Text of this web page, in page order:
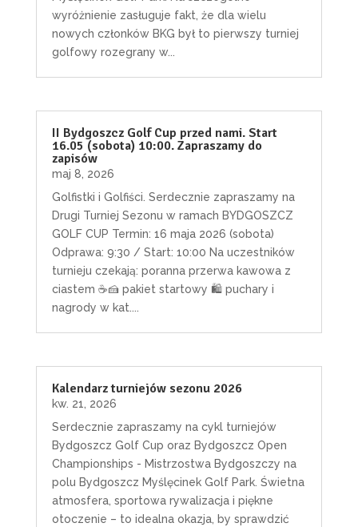
wyróżnienie zasługuje fakt, że dla wielu
nowych członków BKG był to pierwszy turniej
golfowy rozegrany w...
II Bydgoszcz Golf Cup przed nami. Start
16.05 (sobota) 10:00. Zapraszamy do
zapisów
maj 8, 2026
Golfistki i Golfiści. Serdecznie zapraszamy na
Drugi Turniej Sezonu w ramach BYDGOSZCZ
GOLF CUP Termin: 16 maja 2026 (sobota)
Odprawa: 9:30 / Start: 10:00 Na uczestników
turnieju czekają: poranna przerwa kawowa z
ciastem ☕️🍰 pakiet startowy 🛍️ puchary i
nagrody w kat....
Kalendarz turniejów sezonu 2026
kw. 21, 2026
Serdecznie zapraszamy na cykl turniejów
Bydgoszcz Golf Cup oraz Bydgoszcz Open
Championships - Mistrzostwa Bydgoszczy na
polu Bydgoszcz Myślęcinek Golf Park. Świetna
atmosfera, sportowa rywalizacja i piękne
otoczenie – to idealna okazja, by sprawdzić